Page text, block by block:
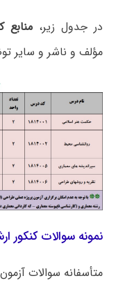
در جدول زیر،منابع
مؤلف و ناشر و سایر
نمونه سوالات کنکور
متأسفانه سوالات